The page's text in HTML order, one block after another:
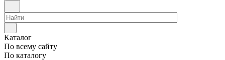
Каталог
По всему сайту
По каталогу